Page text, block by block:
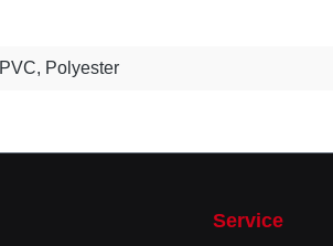
PVC, Polyester
Service